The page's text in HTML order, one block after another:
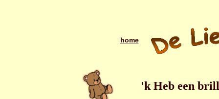
home
'k Heb een